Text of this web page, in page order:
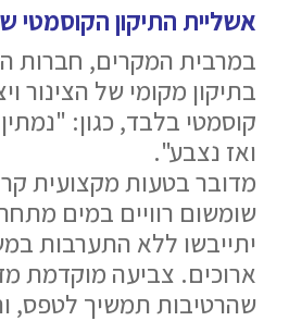
אשליית התיקון הקוסמטי
במרבית המקרים, חברות
בתיקון מקומי של הצינור
קוסמטי בלבד, כגון:
ואז נצבע".
מדובר בטעות מקצועית
שומשום רוויים במים
יתייבשו ללא התערבות
ארוכים. צביעה מוקדמת
שהרטיבות תמשיך לטפס,